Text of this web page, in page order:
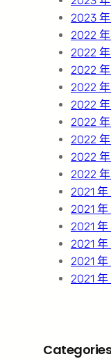
2023 年
2022 年
2022 年
2022 年
2022 年
2022 年
2022 年
2022 年
2022 年
2022 年
2021 年
2021 年
2021 年
2021 年
2021 年
2021 年
Categories